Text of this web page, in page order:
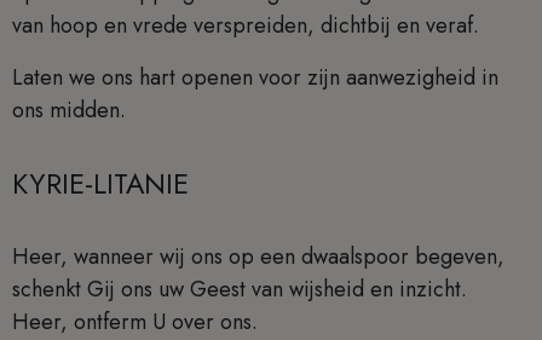
van hoop en vrede verspreiden, dichtbij en veraf.
Laten we ons hart openen voor zijn aanwezigheid in
ons midden.
KYRIE-LITANIE
Heer, wanneer wij ons op een dwaalspoor begeven,
schenkt Gij ons uw Geest van wijsheid en inzicht.
Heer, ontferm U over ons.